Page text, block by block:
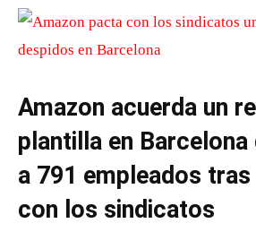
Amazon acuerda un
plantilla en
a 791 empleados
con los sindicatos